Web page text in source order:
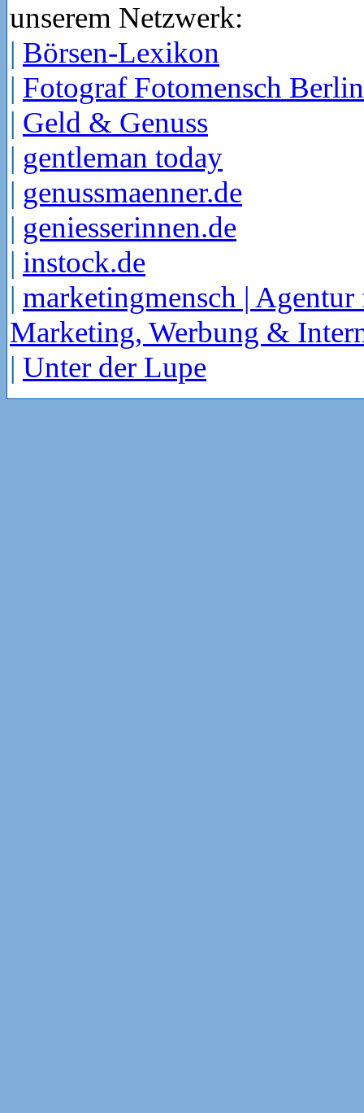
unserem Netzwerk:
| Börsen-Lexikon
| Fotograf Fotomensch Berlin
| Geld & Genuss
| gentleman today
| genussmaenner.de
| geniesserinnen.de
| instock.de
| marketingmensch | Agentur
Marketing, Werbung &
| Unter der Lupe